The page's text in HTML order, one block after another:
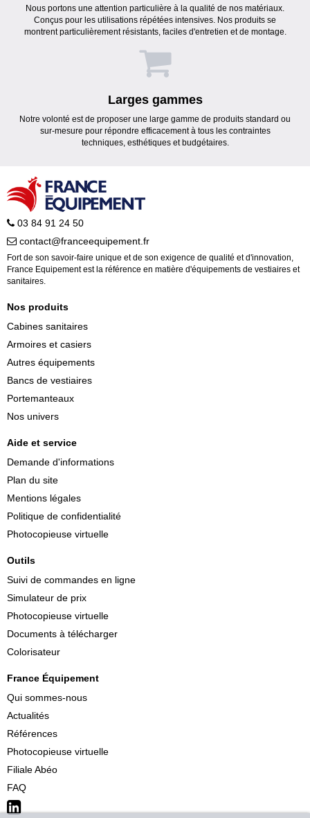
Nous portons une attention particulière à la qualité de nos matériaux.
Conçus pour les utilisations répétées intensives. Nos produits se
montrent particulièrement résistants, faciles d'entretien et de montage.
Larges gammes
Notre volonté est de proposer une large gamme de produits standard ou
sur-mesure pour répondre efficacement à tous les contraintes
techniques, esthétiques et budgétaires.
03 84 91 24 50
contact@franceequipement.fr
Fort de son savoir-faire unique et de son exigence de qualité et d'innovation,
France Equipement est la référence en matière d'équipements de vestiaires et
sanitaires.
Nos produits
Cabines sanitaires
Armoires et casiers
Autres équipements
Bancs de vestiaires
Portemanteaux
Nos univers
Aide et service
Demande d'informations
Plan du site
Mentions légales
Politique de confidentialité
Photocopieuse virtuelle
Outils
Suivi de commandes en ligne
Simulateur de prix
Photocopieuse virtuelle
Documents à télécharger
Colorisateur
France Équipement
Qui sommes-nous
Actualités
Références
Photocopieuse virtuelle
Filiale Abéo
FAQ